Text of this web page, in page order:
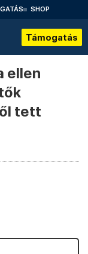
SHOP
Támogatás
ellen
tett